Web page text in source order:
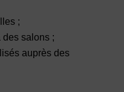
;
des salons ;
auprès des